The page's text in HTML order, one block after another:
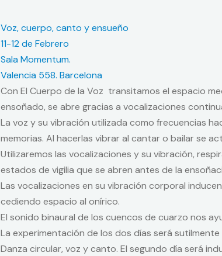
Voz, cuerpo, canto y ensueño
11-12 de Febrero
Sala Momentum.
Valencia 558. Barcelona
Con El Cuerpo de la Voz transitamos el espacio
ensoñado, se abre gracias a vocalizaciones
La voz y su vibración utilizada como frecuencias
memorias. Al hacerlas vibrar al cantar o bailar se
Utilizaremos las vocalizaciones y su vibración,
estados de vigilia que se abren antes de la
Las vocalizaciones en su vibración corporal
cediendo espacio al onírico.
El sonido binaural de los cuencos de cuarzo nos
La experimentación de los dos días será
Danza circular, voz y canto. El segundo día será